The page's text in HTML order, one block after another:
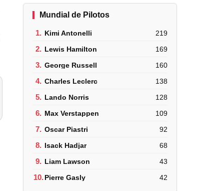
Mundial de Pilotos
1. Kimi Antonelli 219
2. Lewis Hamilton 169
3. George Russell 160
4. Charles Leclerc 138
5. Lando Norris 128
6. Max Verstappen 109
7. Oscar Piastri 92
8. Isack Hadjar 68
9. Liam Lawson 43
10.Pierre Gasly 42